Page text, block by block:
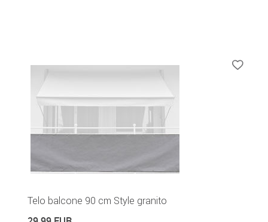
Telo balcone 90 cm Style granito